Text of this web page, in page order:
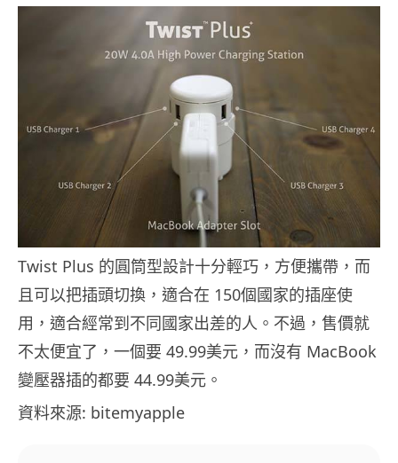
Twist Plus 的圓筒型設計十分輕巧，方便攜帶，而
且可以把插頭切換，適合在 150個國家的插座使
用，適合經常到不同國家出差的人。不過，售價就
不太便宜了，一個要 49.99美元，而沒有 MacBook
變壓器插的都要 44.99美元。
資料來源: bitemyapple